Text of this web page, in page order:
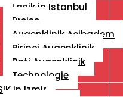
Lasik in Istanbul
Preise
Augenklinik Acibadem
Birinci Augenklinik
Bati Augenklinik
Technologie
in Izmir